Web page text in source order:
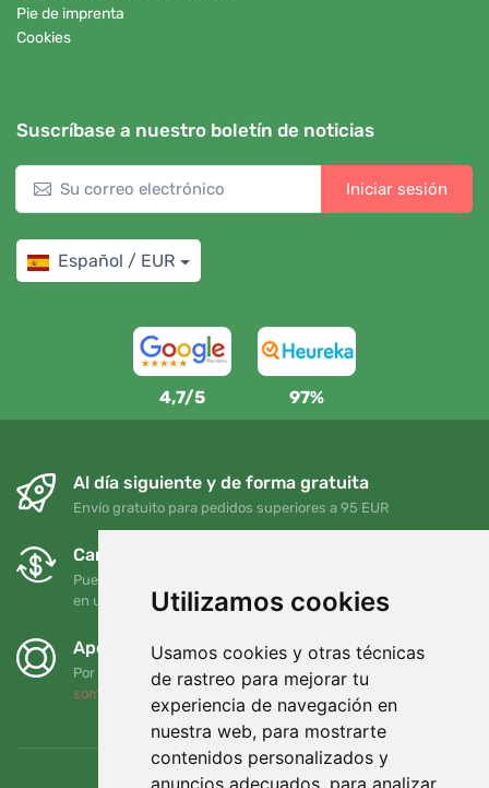
Utilizamos cookies
Usamos cookies y otras técnicas
de rastreo para mejorar tu
experiencia de navegación en
nuestra web, para mostrarte
contenidos personalizados y
anuncios adecuados, para analizar
Pie de imprenta
Cookies
Suscríbase a nuestro boletín de noticias
Iniciar sesión
Español / EUR
4,7/5 97%
Al día siguiente y de forma gratuita
Envío gratuito para pedidos superiores a 95 EUR
Cambios y devoluciones gratuitos
Puede devolver o cambiar su pedido en cualquier momento
en un plazo de 90 días
Apoyamos a Trees.org
Por cada pedido plantamos un árbol. Leer más
somos